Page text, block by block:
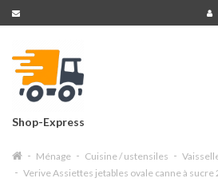
Shop-Express
Ménage Cuisine / ustensiles
Verive Assiettes jetables ovale canne à sucre